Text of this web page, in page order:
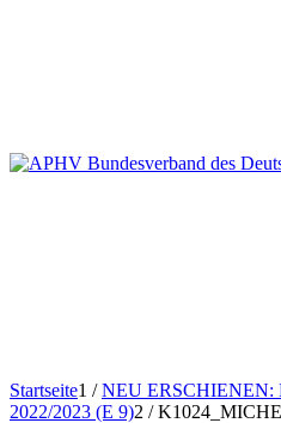
Startseite1 / NEU ERSCHIENEN:
2022/2023 (E 9)2 /